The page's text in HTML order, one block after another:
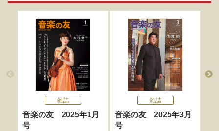
雑誌
音楽の友 2025年1月
号
雑誌
音楽の友 2025年3月
号